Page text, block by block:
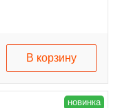
В корзину
новинка